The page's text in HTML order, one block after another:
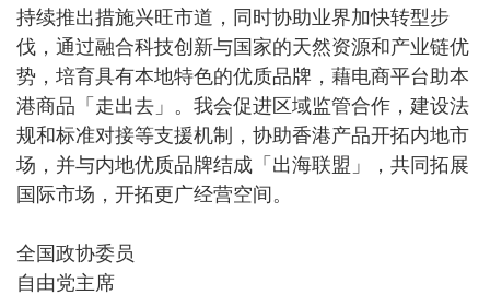
持续推出措施兴旺市道，同时协助业界加快转型步
伐，通过融合科技创新与国家的天然资源和产业链优
势，培育具有本地特色的优质品牌，藉电商平台助本
港商品「走出去」。我会促进区域监管合作，建设法
规和标准对接等支援机制，协助香港产品开拓内地市
场，并与内地优质品牌结成「出海联盟」，共同拓展
国际市场，开拓更广经营空间。
全国政协委员
自由党主席